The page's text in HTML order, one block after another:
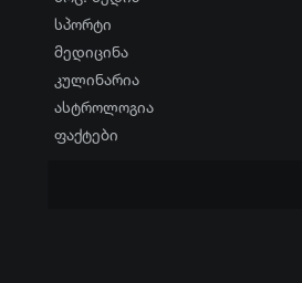
სპორტი
მედიცინა
კულინარია
ასტროლოგია
ფაქტები